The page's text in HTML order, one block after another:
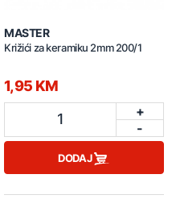
MASTER
Križići za keramiku 2mm 200/1
1,95 KM
1
+
-
DODAJ